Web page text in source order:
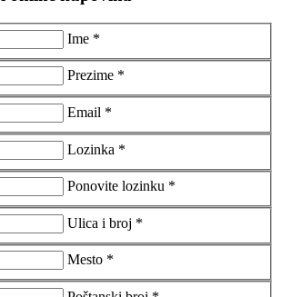
Ime *
Prezime *
Email *
Lozinka *
Ponovite lozinku *
Ulica i broj *
Mesto *